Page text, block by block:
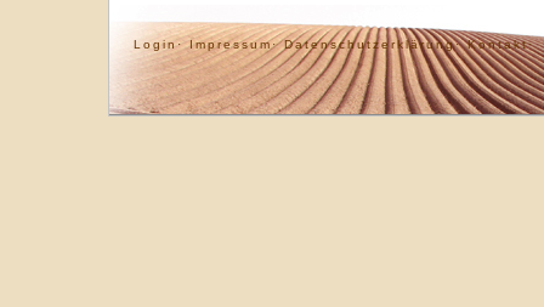
Login· Impressum· Datenschutzerklärung· Kontakt·